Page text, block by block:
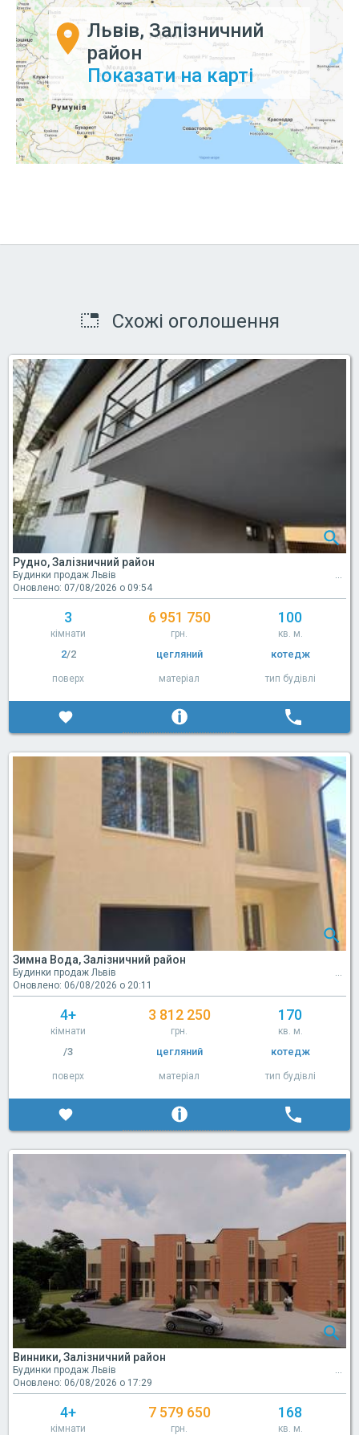
Львів, Залізничний
район
Показати на карті
Схожі оголошення
Рудно, Залізничний район
Будинки продаж Львів
Оновлено: 07/08/2026 о 09:54
3
кімнати
6 951 750
грн.
100
кв. м.
2/2
поверх
цегляний
матеріал
котедж
тип будівлі
Зимна Вода, Залізничний район
Будинки продаж Львів
Оновлено: 06/08/2026 о 20:11
4+
кімнати
3 812 250
грн.
170
кв. м.
/3
поверх
цегляний
матеріал
котедж
тип будівлі
Винники, Залізничний район
Будинки продаж Львів
Оновлено: 06/08/2026 о 17:29
4+
кімнати
7 579 650
грн.
168
кв. м.